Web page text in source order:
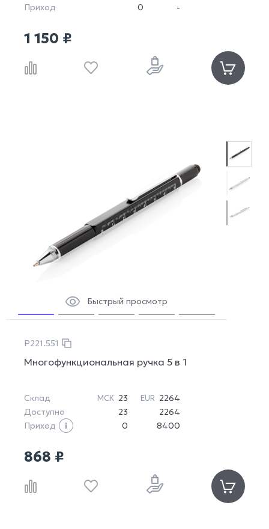
Приход
0 -
1 150 ₽
Быстрый просмотр
P221.551
Многофункциональная ручка 5 в 1
Склад МСК 23 EUR 2264
Доступно
23
2264
Приход
0 8400
868 ₽